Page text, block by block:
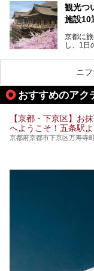
ウナを
地元の
観光の
今回は
観光つ
施設10
京都に
し、1日
そんな
も素晴
できる
ニ
おすすめのアク
【京都・下京区】お
へようこそ！五条駅
京都府京都市下京区万寿寺